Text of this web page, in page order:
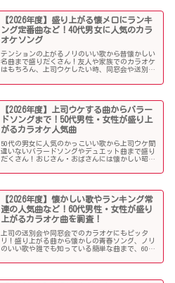
【2026年度】盛り上がる懐メロにランキ
ング定番曲など！40代男女に人気のカラ
オケソング
テンションの上がるノリのいい歌から昔懐かしい
名曲まで盛りだくさん！友人や家族でのカラオケ
はもちろん、上司ウケしたい時、同窓会や送別会
ッとくるようなカラオケソングを探している方も
【2026年度】上司ウケする曲からバラー
ドソングまで！50代男性・女性が盛り上
がるカラオケ人気曲
50代の男女に人気のかっこいい歌から上司ウケ間
違いないバラードソングやデュエット曲まで盛り
だくさん！おじさん・おばさんには懐かしい昭和
懐メロも多数。みんなが知っている曲は音痴でも
はず！
【2026年度】懐かしい歌やランキング常
連の人気曲など！60代男性・女性が盛り
上がるカラオケ曲を調査！
上司の送別会や同窓会でのカラオケにもピッタ
リ！盛り上がる曲から懐かしの青春ソング、ノリ
のいい歌や誰でも知っている簡単な曲まで、60代
でご紹介します！